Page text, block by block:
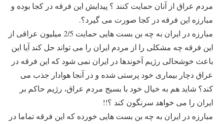
مردم عراق از آنان حمایت کنند ؟ پیدایش این فرقه در کجا بوده و
مبارزه این فرقه در کجا صورت می گیرد؟.
مبارزه در ایران به چه بن بست هایی حمایت 2/5 میلیون عراقی از
این فرقه چه مشکلی را از مردم ایران را می تواند حل کند آیا این
باعث خوشحالی رژیم آخوندها در ایران نمی شود که این فرقه در
عراق دچار بیماری خود پرستی شده و در آنجا هوادار جذب می
کند؟ شاید هم به خیال خود با بسیج مردم عراق، رژیم حاکم بر
ایران را می خواهد سرنگون کند ؟!!
مبارزه در ایران به چه بن بست هایی خورده که این فرقه تماما در